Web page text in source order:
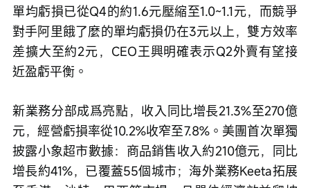
單均虧損已從Q4的約1.6元壓縮至1.0~1.1元，而競爭
對手阿里餓了麼的單均虧損仍在3元以上，雙方效率
差擴大至約2元，CEO王興明確表示Q2外賣有望接
近盈虧平衡。
新業務分部成爲亮點，收入同比增長21.3%至270億
元，經營虧損率從10.2%收窄至7.8%。美團首次單獨
披露小象超市數據：商品銷售收入約210億元，同比
增長約41%，已覆蓋55個城市；海外業務Keeta拓展